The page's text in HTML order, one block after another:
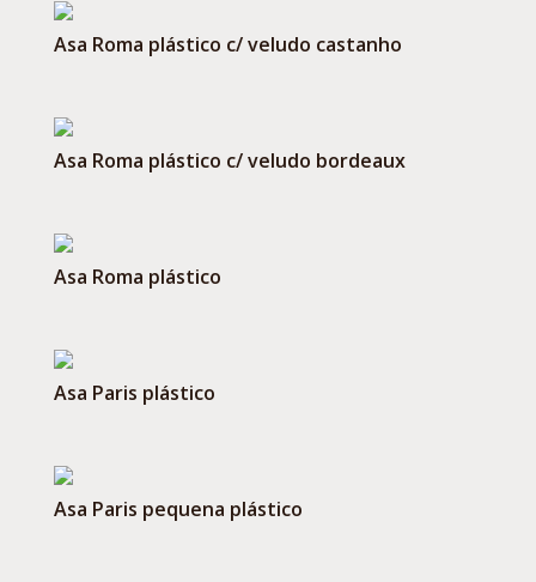
Asa Roma plástico c/ veludo castanho
Asa Roma plástico c/ veludo bordeaux
Asa Roma plástico
Asa Paris plástico
Asa Paris pequena plástico